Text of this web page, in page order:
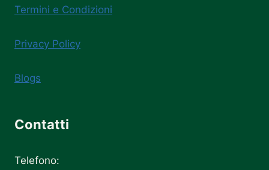
Termini e Condizioni
Privacy Policy
Blogs
Contatti
Telefono: